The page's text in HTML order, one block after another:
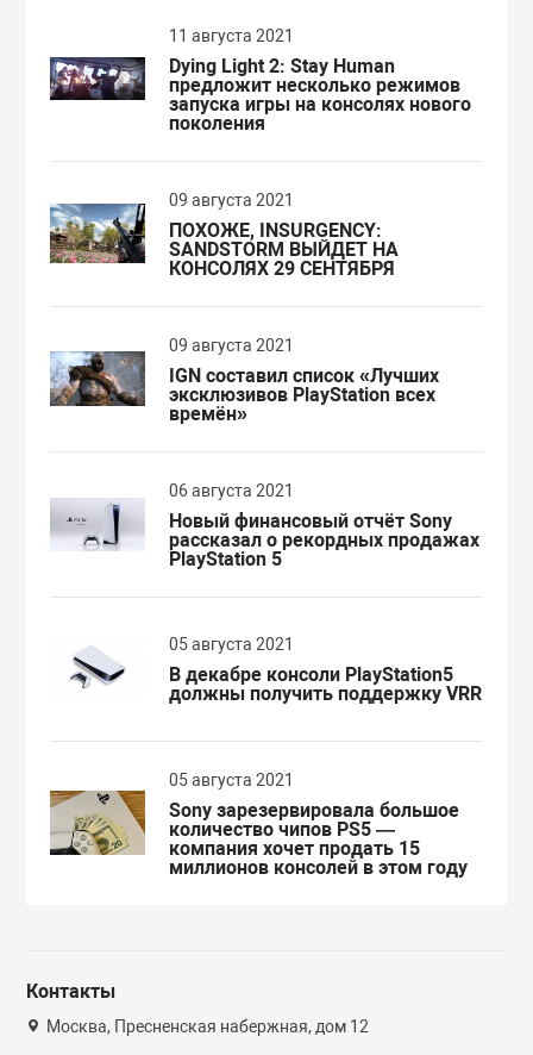
11 августа 2021
Dying Light 2: Stay Human
предложит несколько режимов
запуска игры на консолях нового
поколения
09 августа 2021
ПОХОЖЕ, INSURGENCY:
SANDSTORM ВЫЙДЕТ НА
КОНСОЛЯХ 29 СЕНТЯБРЯ
09 августа 2021
IGN составил список «Лучших
эксклюзивов PlayStation всех
времён»
06 августа 2021
Новый финансовый отчёт Sony
рассказал о рекордных продажах
PlayStation 5
05 августа 2021
В декабре консоли PlayStation5
должны получить поддержку VRR
05 августа 2021
Sony зарезервировала большое
количество чипов PS5 —
компания хочет продать 15
миллионов консолей в этом году
Контакты
Москва, Пресненская набержная, дом 12